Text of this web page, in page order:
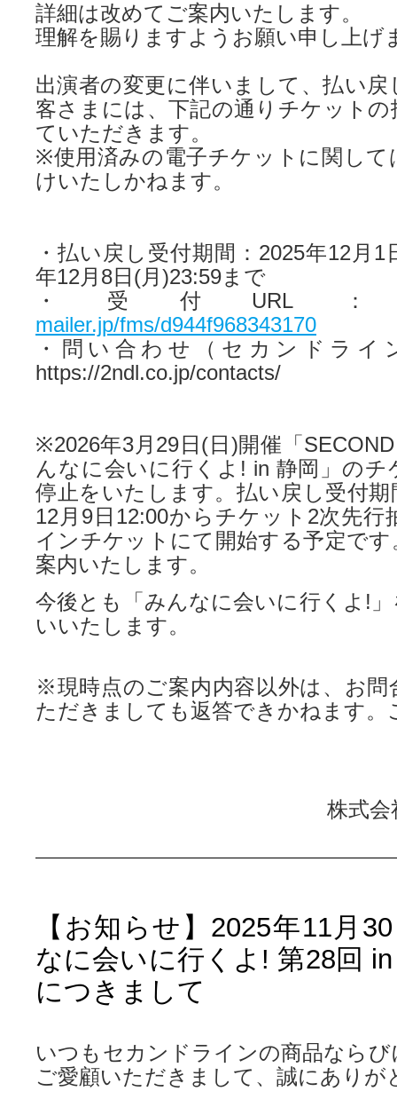
詳細は改めてご案内いたします。
理解を賜りますようお願い申し上げ
出演者の変更に伴いまして、払い
客さまには、下記の通りチケット
ていただきます。
※使用済みの電子チケットに関して
けいたしかねます。
・払い戻し受付期間：2025年12月1
年12月8日(月)23:59まで
・受付URL
mailer.jp/fms/d944f968343170
・問い合わせ（セカンドライ
https://2ndl.co.jp/contacts/
※2026年3月29日(日)開催「
んなに会いに行くよ! in 静岡」のチ
停止をいたします。払い戻し受付期
12月9日12:00からチケット2次先行
インチケットにて開始する予定で
案内いたします。
今後とも「みんなに会いに行くよ!
いいたします。
※現時点のご案内内容以外は、お問
ただきましても返答できかねます。
株式
【お知らせ】2025年11月
なに会いに行くよ! 第28回
につきまして
いつもセカンドラインの商品なら
ご愛顧いただきまして、誠にありが